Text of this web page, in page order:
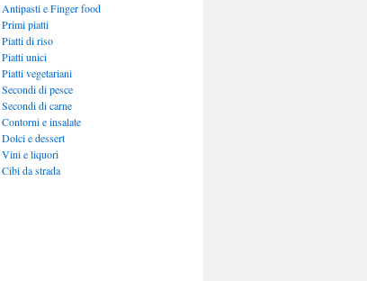
Antipasti e Finger food
Primi piatti
Piatti di riso
Piatti unici
Piatti vegetariani
Secondi di pesce
Secondi di carne
Contorni e insalate
Dolci e dessert
Vini e liquori
Cibi da strada